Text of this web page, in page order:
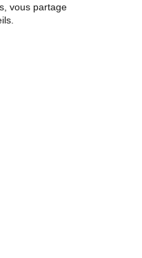
vous partage